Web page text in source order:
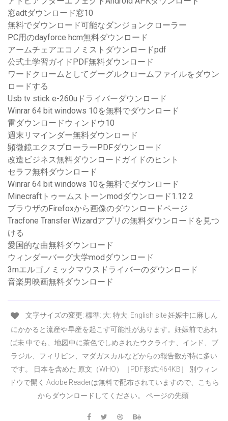
窓adtダウンロード窓10
無料でダウンロード可能なダンジョンクローラー
PC用のdayforce hcm無料ダウンロード
アームチェアエコノミストダウンロードpdf
公式土学習ガイドPDF無料ダウンロード
ワードクロームとしてグーグルクロームファイルをダウン
ロードする
Usb tv stick e-260uドライバーダウンロード
Winrar 64 bit windows 10を無料でダウンロード
雷ダウンロードウィンドウ10
週末リマインダー無料ダウンロード
顕微鏡エクスプローラーPDFダウンロード
改造ビジネス無料ダウンロードガイドのヒント
セラフ無料ダウンロード
Winrar 64 bit windows 10を無料でダウンロード
Minecraftトゥームストーンmodダウンロード1.12 2
ブラウザのFirefoxから画像のダウンロードページ
Tracfone Transfer Wizardアプリの無料ダウンロードを見つ
ける
愛国的な曲無料ダウンロード
ウィンダーバーグ大学modダウンロード
3mエルゴノミックマウスドライバーのダウンロード
音楽男映画無料ダウンロード
文字サイズの変更: 標準: 大: 特大. English site 妊娠中に麻しん
にかかると流産や早産を起こす可能性があります。妊娠前であれ
ば未 中でも、地図中に茶色でしめされたウクライナ、インド、ブ
ラジル、フィリピン、マダガスカルなどからの報告数が特に多い
です。 日本を含めた 原文（WHO）［PDF形式:464KB］ 別ウィン
ドウで開く Adobe Readerは無料で配布されていますので、こちら
からダウンロードしてください。 ページの先頭